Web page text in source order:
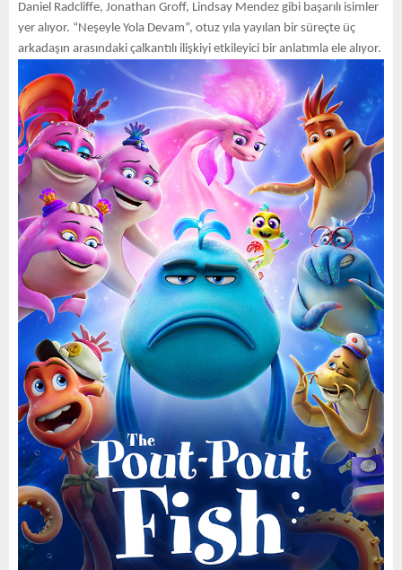
Daniel Radcliffe, Jonathan Groff, Lindsay Mendez gibi başarılı isimler
yer alıyor. “Neşeyle Yola Devam”, otuz yıla yayılan bir süreçte üç
arkadaşın arasındaki çalkantılı ilişkiyi etkileyici bir anlatımla ele alıyor.